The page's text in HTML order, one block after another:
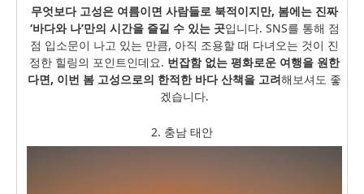
무엇보다 고성은 여름이면 사람들로 북적이지만, 봄에는 진짜
‘바다와 나’만의 시간을 즐길 수 있는 곳입니다. SNS를 통해 점
점 입소문이 나고 있는 만큼, 아직 조용할 때 다녀오는 것이 진
정한 힐링의 포인트인데요. 번잡함 없는 평화로운 여행을 원한
다면, 이번 봄 고성으로의 한적한 바다 산책을 고려해보셔도 좋
겠습니다.
2. 충남 태안